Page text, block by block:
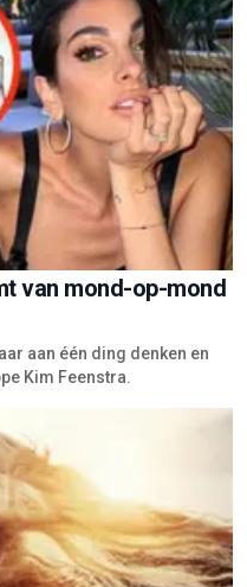
van mond-op-mond
aan één ding denken en
Kim Feenstra.